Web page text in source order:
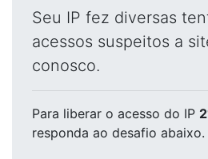
Seu IP fez diversas
acessos suspeitos a
conosco.
Para liberar o acesso do IP
responda ao desafio abaixo.